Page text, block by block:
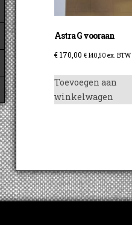
Astra G vooraan
€170,00 € 140,50 ex. BTW
Toevoegen aan
winkelwagen